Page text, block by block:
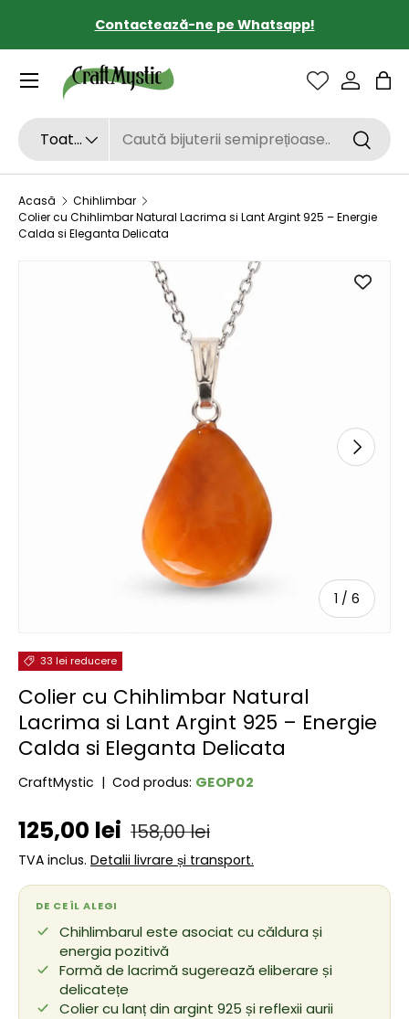
SARI LA CONȚINUT
Contactează-ne pe Whatsapp!
Căutare
Tipul de produs
Toate
Sac
Acasă
Chihlimbar
Colier cu Chihlimbar Natural Lacrima si Lant Argint 925 – Energie
Calda si Eleganta Delicata
SARI LA INFORMAȚIILE DESPRE PRODUS
1 / de
6
33 lei reducere
Colier cu Chihlimbar Natural
Lacrima si Lant Argint 925 – Energie
Calda si Eleganta Delicata
CraftMystic | Cod produs: GEOP02
Preț de vânzare
125,00 lei Preț obișnuit
158,00 lei
TVA inclus. Detalii livrare și transport.
DE CE ÎL ALEGI
Chihlimbarul este asociat cu căldura și
energia pozitivă
Formă de lacrimă sugerează eliberare și
delicatețe
Colier cu lanț din argint 925 și reflexii aurii